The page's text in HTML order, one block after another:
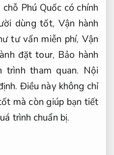
trình chuẩn bị.
để chọn đúng đơn vị
Quốc đáng tin cậy,
nên dựa vào các
giác lái tốt. dữ liệu